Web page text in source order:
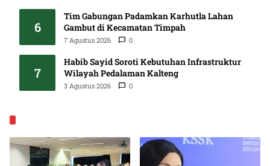
6
Tim Gabungan Padamkan Karhutla Lahan
Gambut di Kecamatan Timpah
7 Agustus 2026 0
7
Habib Sayid Soroti Kebutuhan Infrastruktur
Wilayah Pedalaman Kalteng
3 Agustus 2026 0